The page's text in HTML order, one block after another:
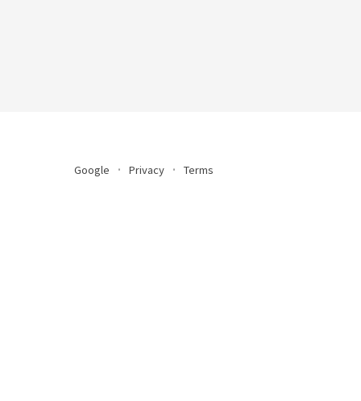
Google Privacy Terms